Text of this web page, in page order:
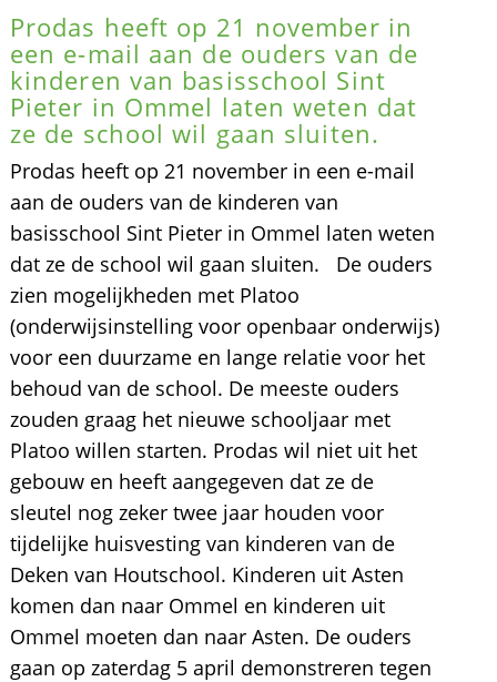
Prodas heeft op 21 november in
een e-mail aan de ouders van de
kinderen van basisschool Sint
Pieter in Ommel laten weten dat
ze de school wil gaan sluiten.
Prodas heeft op 21 november in een e-mail
aan de ouders van de kinderen van
basisschool Sint Pieter in Ommel laten weten
dat ze de school wil gaan sluiten. De ouders
zien mogelijkheden met Platoo
(onderwijsinstelling voor openbaar onderwijs)
voor een duurzame en lange relatie voor het
behoud van de school. De meeste ouders
zouden graag het nieuwe schooljaar met
Platoo willen starten. Prodas wil niet uit het
gebouw en heeft aangegeven dat ze de
sleutel nog zeker twee jaar houden voor
tijdelijke huisvesting van kinderen van de
Deken van Houtschool. Kinderen uit Asten
komen dan naar Ommel en kinderen uit
Ommel moeten dan naar Asten. De ouders
gaan op zaterdag 5 april demonstreren tegen